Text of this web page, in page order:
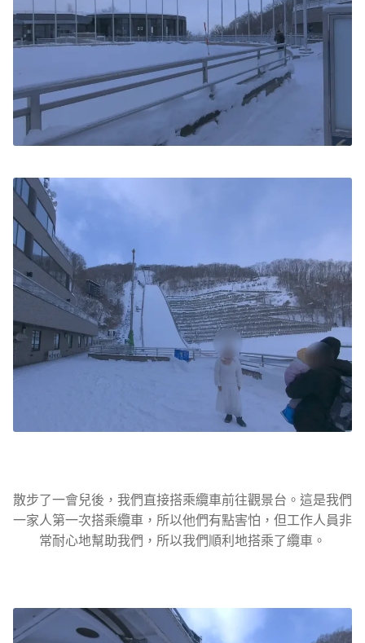
散步了一會兒後，我們直接搭乘纜車前往觀景台。這是我們
一家人第一次搭乘纜車，所以他們有點害怕，但工作人員非
常耐心地幫助我們，所以我們順利地搭乘了纜車。